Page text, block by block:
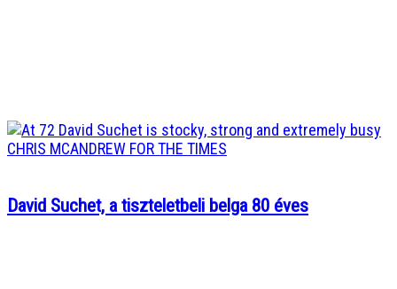
David Suchet, a tiszteletbeli belga 80 éves